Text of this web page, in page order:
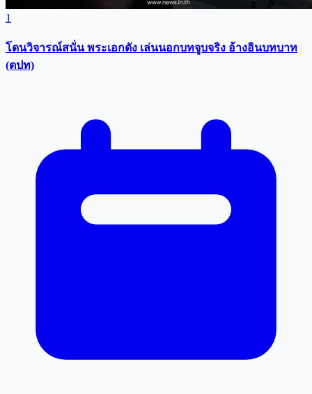
1
โดนวิจารณ์สนั่น พระเอกดัง เล่นนอกบทจูบจริง อ้างอินบทบาท
(ตปท)